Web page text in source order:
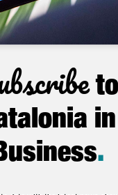
to
in
.